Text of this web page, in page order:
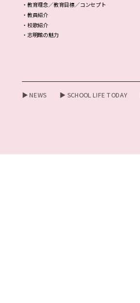
・教育理念／教育目標／コンセプト
・教員紹介
・校歌紹介
・志明館の魅力
▶ NEWS ▶ SCHOOL LIFE TODAY